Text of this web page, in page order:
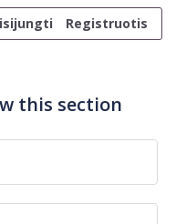
Registruotis
this section